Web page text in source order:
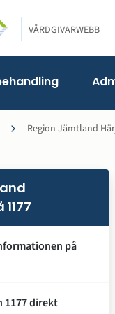
VÅRDGIVARWEBB
Region Jämtland
på
1177 direkt